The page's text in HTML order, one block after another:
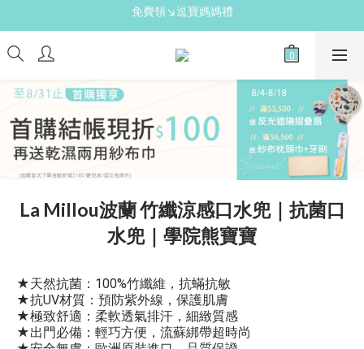
新手爸媽必備↘育兒懶人包
新手爸媽必備↘育兒懶人包
La Millou波蘭 竹纖涼感口水兜｜抗菌口
水兜｜學院熊寶寶
★天然抗菌：100%竹纖維，抗蟎抗敏
★抗UV材質：預防紫外線，保護肌膚
★極致舒適：柔軟透氣排汗，細緻質感
★出門必備：輕巧方便，流蘇綁帶超時尚